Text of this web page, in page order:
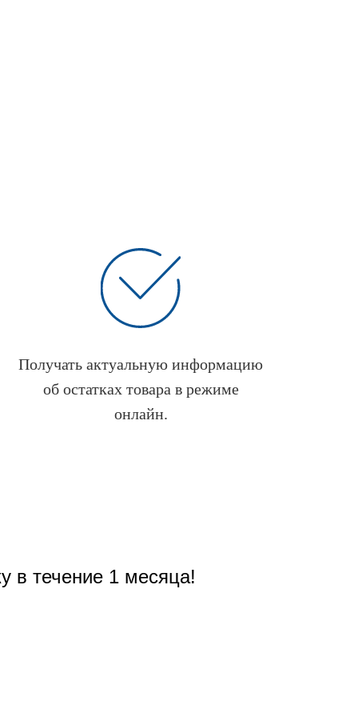
Получать актуальную информацию
об остатках товара в режиме
онлайн.
в течение 1 месяца!